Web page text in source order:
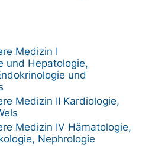
Medizin I
und Hepatologie,
und
Medizin II Kardiologie,
Medizin IV Hämatologie,
Nephrologie